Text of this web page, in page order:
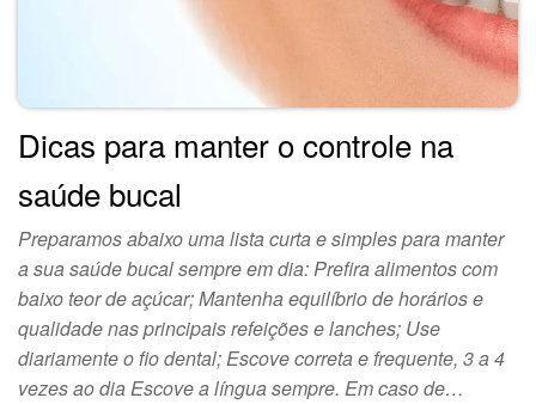
Dicas para manter o controle na
saúde bucal
Preparamos abaixo uma lista curta e simples para manter
a sua saúde bucal sempre em dia: Prefira alimentos com
baixo teor de açúcar; Mantenha equilíbrio de horários e
qualidade nas principais refeições e lanches; Use
diariamente o fio dental; Escove correta e frequente, 3 a 4
vezes ao dia Escove a língua sempre. Em caso de…